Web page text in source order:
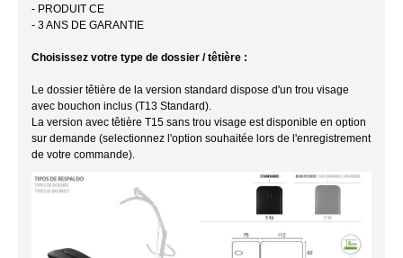
- PRODUIT CE
- 3 ANS DE GARANTIE
Choisissez votre type de dossier / têtière :
Le dossier têtière de la version standard dispose d'un trou visage
avec bouchon inclus (T13 Standard).
La version avec têtière T15 sans trou visage est disponible en option
sur demande (selectionnez l'option souhaitée lors de l'enregistrement
de votre commande).